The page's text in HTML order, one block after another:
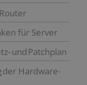
für Server
und Patchplan
der Hardware-